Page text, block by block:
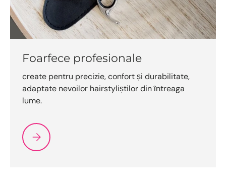
Foarfece profesionale
create pentru precizie, confort și durabilitate,
adaptate nevoilor hairstyliștilor din întreaga
lume.
Selecteazǎ Foarfece profesionale